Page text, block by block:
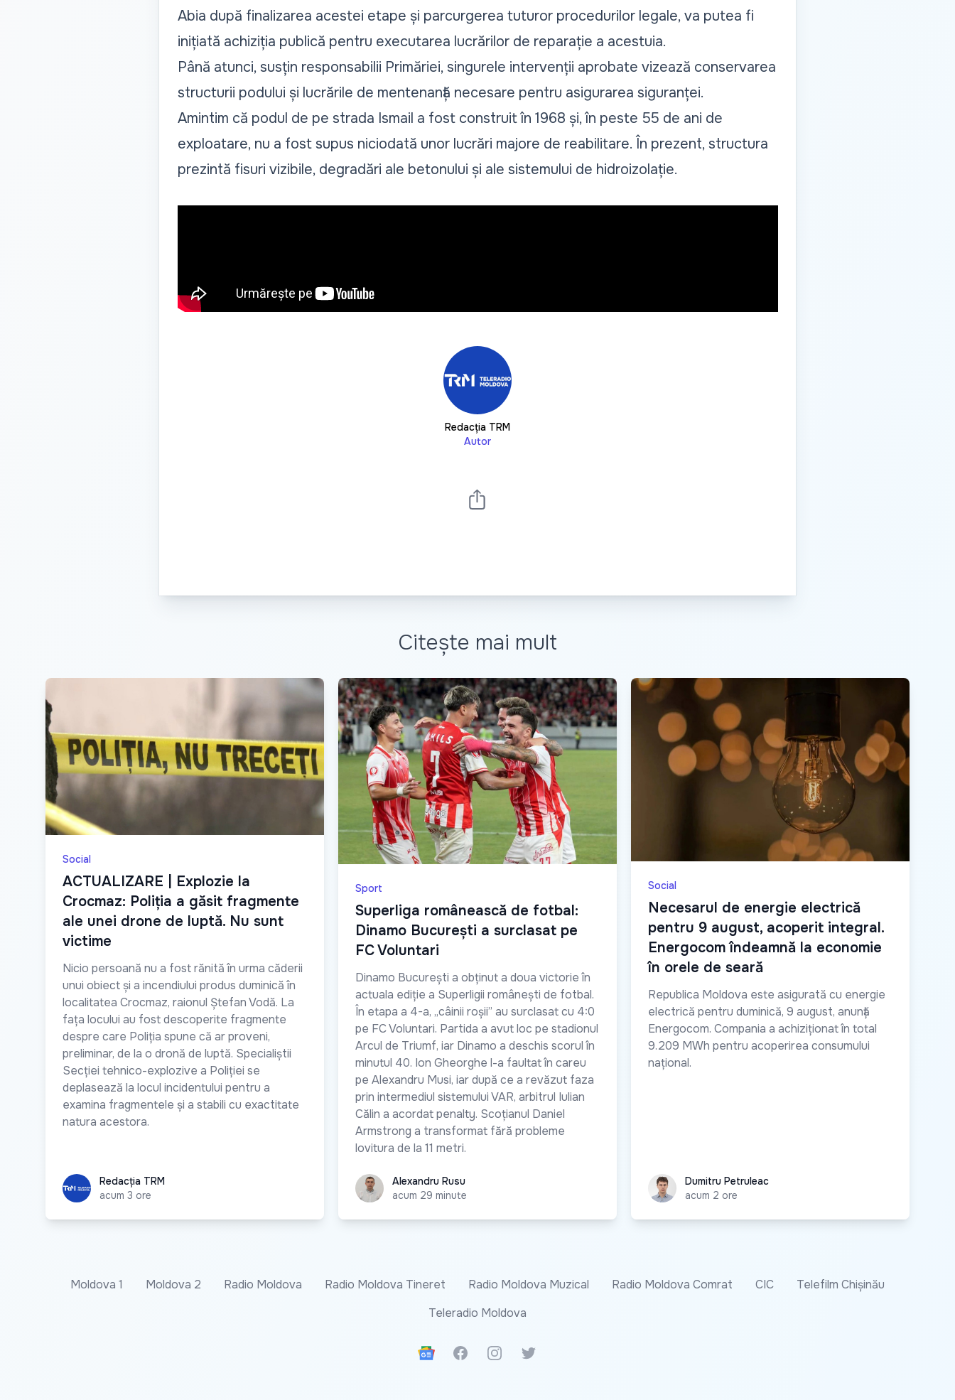
Abia după finalizarea acestei etape și parcurgerea tuturor procedurilor legale, va putea fi
inițiată achiziția publică pentru executarea lucrărilor de reparație a acestuia.
Până atunci, susțin responsabilii Primăriei, singurele intervenții aprobate vizează conservarea
structurii podului și lucrările de mentenanță necesare pentru asigurarea siguranței.
Amintim că podul de pe strada Ismail a fost construit în 1968 și, în peste 55 de ani de
exploatare, nu a fost supus niciodată unor lucrări majore de reabilitare. În prezent, structura
prezintă fisuri vizibile, degradări ale betonului și ale sistemului de hidroizolație.
Redacția TRM
Autor
Citește mai mult
Social
ACTUALIZARE | Explozie la
Crocmaz: Poliția a găsit fragmente
ale unei drone de luptă. Nu sunt
victime
Nicio persoană nu a fost rănită în urma căderii
unui obiect și a incendiului produs duminică în
localitatea Crocmaz, raionul Ștefan Vodă. La
fața locului au fost descoperite fragmente
despre care Poliția spune că ar proveni,
preliminar, de la o dronă de luptă. Specialiștii
Secției tehnico-explozive a Poliției se
deplasează la locul incidentului pentru a
examina fragmentele și a stabili cu exactitate
natura acestora.
Redacția TRM
Redacția TRM
acum 3 ore
Sport
Superliga românească de fotbal:
Dinamo București a surclasat pe
FC Voluntari
Dinamo București a obținut a doua victorie în
actuala ediție a Superligii românești de fotbal.
În etapa a 4-a, „câinii roșii” au surclasat cu 4:0
pe FC Voluntari. Partida a avut loc pe stadionul
Arcul de Triumf, iar Dinamo a deschis scorul în
minutul 40. Ion Gheorghe l-a faultat în careu
pe Alexandru Musi, iar după ce a revăzut faza
prin intermediul sistemului VAR, arbitrul Iulian
Călin a acordat penalty. Scoțianul Daniel
Armstrong a transformat fără probleme
lovitura de la 11 metri.
Alexandru Rusu
Alexandru Rusu
acum 29 minute
Social
Necesarul de energie electrică
pentru 9 august, acoperit integral.
Energocom îndeamnă la economie
în orele de seară
Republica Moldova este asigurată cu energie
electrică pentru duminică, 9 august, anunță
Energocom. Compania a achiziționat în total
9.209 MWh pentru acoperirea consumului
național.
Dumitru Petruleac
Dumitru Petruleac
acum 2 ore
Moldova 1 Moldova 2 Radio Moldova Radio Moldova Tineret Radio Moldova Muzical Radio Moldova Comrat CIC
Telefilm Chișinău
Teleradio Moldova
Google News
FacebookInstagramTwitter